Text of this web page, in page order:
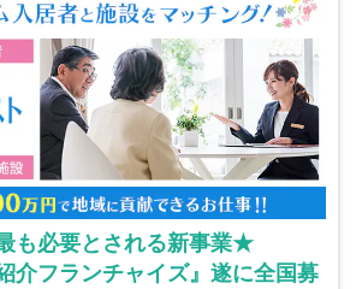
も必要とされる新事業★
介フランチャイズ』遂に全国募